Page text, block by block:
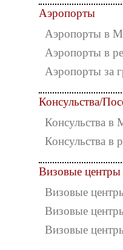
Аэропорты
Аэропорты в
Аэропорты в
Аэропорты за
Консульства/
Консульства в
Консульства в
Визовые центры
Визовые
Визовые
Визовые